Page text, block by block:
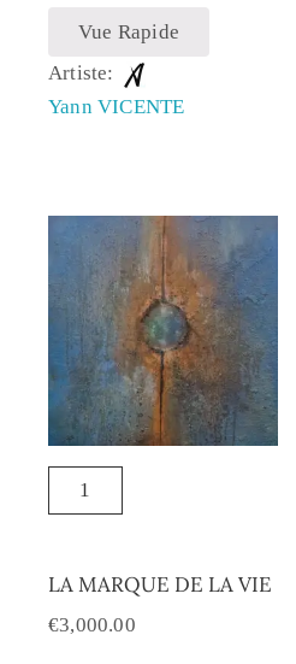
Vue Rapide
Artiste:
Yann VICENTE
LA MARQUE DE LA VIE
€3,000.00